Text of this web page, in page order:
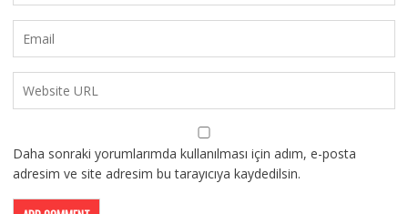
Daha sonraki yorumlarımda kullanılması için adım, e-posta
adresim ve site adresim bu tarayıcıya kaydedilsin.